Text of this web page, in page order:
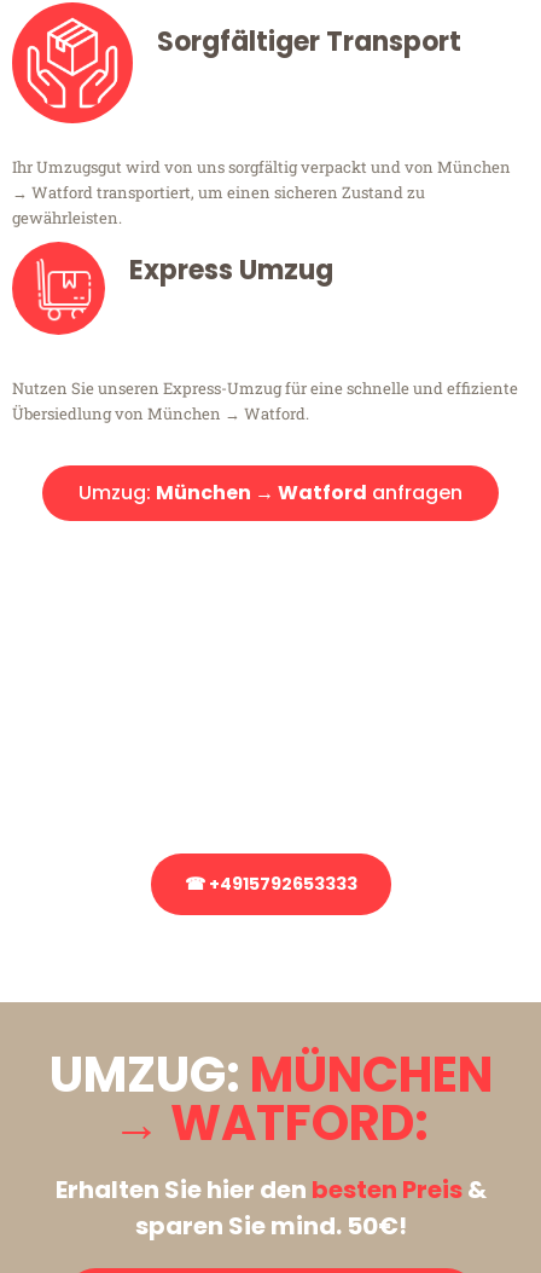
Sorgfältiger Transport
Ihr Umzugsgut wird von uns sorgfältig verpackt und von München
→ Watford transportiert, um einen sicheren Zustand zu
gewährleisten.
Express Umzug
Nutzen Sie unseren Express-Umzug für eine schnelle und effiziente
Übersiedlung von München → Watford.
Umzug: München → Watford anfragen
☎ +4915792653333
UMZUG: MÜNCHEN
→ WATFORD:
Erhalten Sie hier den besten Preis&
sparen Sie mind. 50€!